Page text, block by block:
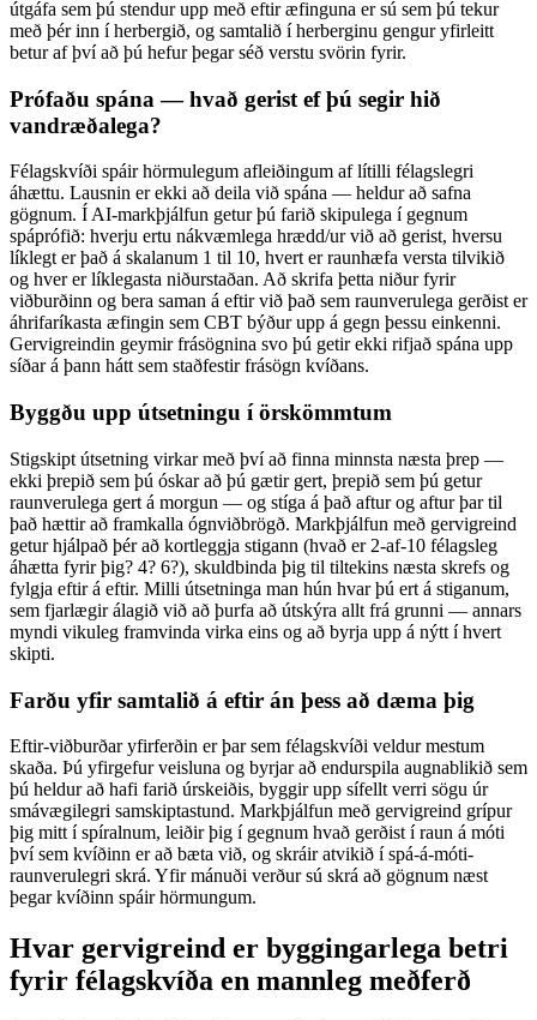
útgáfa sem þú stendur upp með eftir æfinguna er sú sem þú tekur
með þér inn í herbergið, og samtalið í herberginu gengur yfirleitt
betur af því að þú hefur þegar séð verstu svörin fyrir.
Prófaðu spána — hvað gerist ef þú segir hið
vandræðalega?
Félagskvíði spáir hörmulegum afleiðingum af lítilli félagslegri
áhættu. Lausnin er ekki að deila við spána — heldur að safna
gögnum. Í AI-markþjálfun getur þú farið skipulega í gegnum
spáprófið: hverju ertu nákvæmlega hrædd/ur við að gerist, hversu
líklegt er það á skalanum 1 til 10, hvert er raunhæfa versta tilvikið
og hver er líklegasta niðurstaðan. Að skrifa þetta niður fyrir
viðburðinn og bera saman á eftir við það sem raunverulega gerðist er
áhrifaríkasta æfingin sem CBT býður upp á gegn þessu einkenni.
Gervigreindin geymir frásögnina svo þú getir ekki rifjað spána upp
síðar á þann hátt sem staðfestir frásögn kvíðans.
Byggðu upp útsetningu í örskömmtum
Stigskipt útsetning virkar með því að finna minnsta næsta þrep —
ekki þrepið sem þú óskar að þú gætir gert, þrepið sem þú getur
raunverulega gert á morgun — og stíga á það aftur og aftur þar til
það hættir að framkalla ógnviðbrögð. Markþjálfun með gervigreind
getur hjálpað þér að kortleggja stigann (hvað er 2-af-10 félagsleg
áhætta fyrir þig? 4? 6?), skuldbinda þig til tiltekins næsta skrefs og
fylgja eftir á eftir. Milli útsetninga man hún hvar þú ert á stiganum,
sem fjarlægir álagið við að þurfa að útskýra allt frá grunni — annars
myndi vikuleg framvinda virka eins og að byrja upp á nýtt í hvert
skipti.
Farðu yfir samtalið á eftir án þess að dæma þig
Eftir-viðburðar yfirferðin er þar sem félagskvíði veldur mestum
skaða. Þú yfirgefur veisluna og byrjar að endurspila augnablikið sem
þú heldur að hafi farið úrskeiðis, byggir upp sífellt verri sögu úr
smávægilegri samskiptastund. Markþjálfun með gervigreind grípur
þig mitt í spíralnum, leiðir þig í gegnum hvað gerðist í raun á móti
því sem kvíðinn er að bæta við, og skráir atvikið í spá-á-móti-
raunverulegri skrá. Yfir mánuði verður sú skrá að gögnum næst
þegar kvíðinn spáir hörmungum.
Hvar gervigreind er byggingarlega betri
fyrir félagskvíða en mannleg meðferð